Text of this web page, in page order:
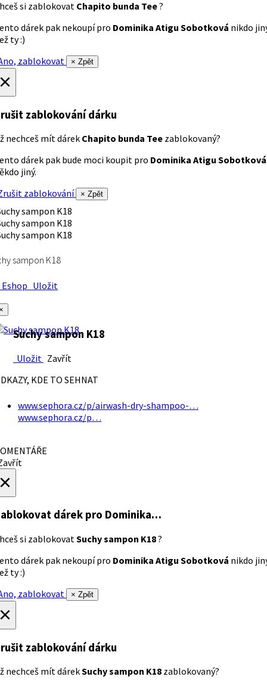
si zablokovat Chapito bunda Tee?
dárek pak nekoupí pro Dominika Atigu Sobotková nikdo
ty :)
zablokovat
× Zpět
zablokování dárku
nechceš mít dárek Chapito bunda Tee zablokovaný?
dárek pak bude moci koupit pro Dominika Atigu Sobotková
jiný.
zablokování
× Zpět
sampon K18
Uložit
Suchy sampon K18
Uložit Zavřít
KDE TO SEHNAT
www.sephora.cz/p/airwash-dry-shampoo-…
www.sephora.cz/p…
dárek pro Dominika…
si zablokovatSuchy sampon K18?
dárek pak nekoupí pro Dominika Atigu Sobotková nikdo
ty :)
zablokovat
× Zpět
zablokování dárku
nechceš mít dárekSuchy sampon K18 zablokovaný?